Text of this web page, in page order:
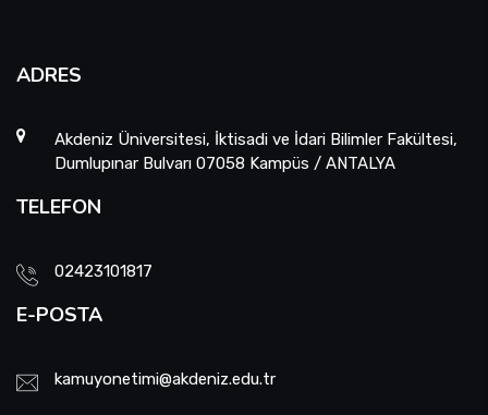
ADRES
Akdeniz Üniversitesi, İktisadi ve İdari Bilimler Fakültesi,
Dumlupınar Bulvarı 07058 Kampüs / ANTALYA
TELEFON
02423101817
E-POSTA
kamuyonetimi@akdeniz.edu.tr